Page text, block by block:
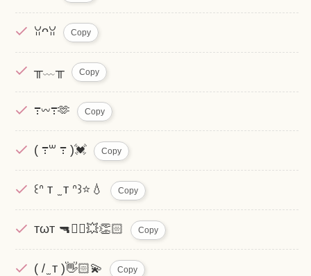
ꃋᴖꃋ Copy
╥﹏╥ Copy
߹𖥦߹🫶 Copy
( ߹꒳ ߹ )💓 Copy
꒰ᐢ т ̫ т ᐢ꒱⭐️‪💧 Copy
тωт 🔫❤️‍🔥💥👏🏻 Copy
( / ̫ т )👋🏻💫 Copy